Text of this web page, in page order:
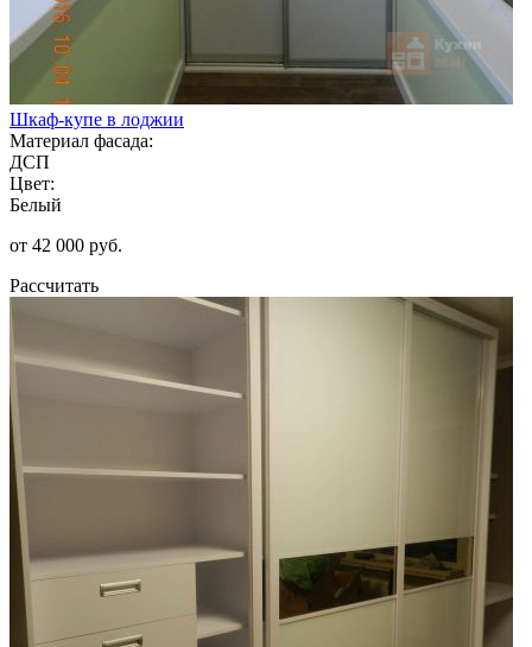
Шкаф-купе в лоджии
Материал фасада:
ДСП
Цвет:
Белый
от 42 000 руб.
Рассчитать